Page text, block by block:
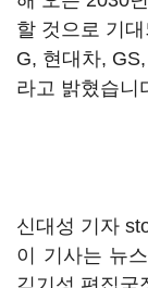
할 것으로 기
G, 현대차,
라고 밝혔습니
신대성 기자
이 기사는 뉴